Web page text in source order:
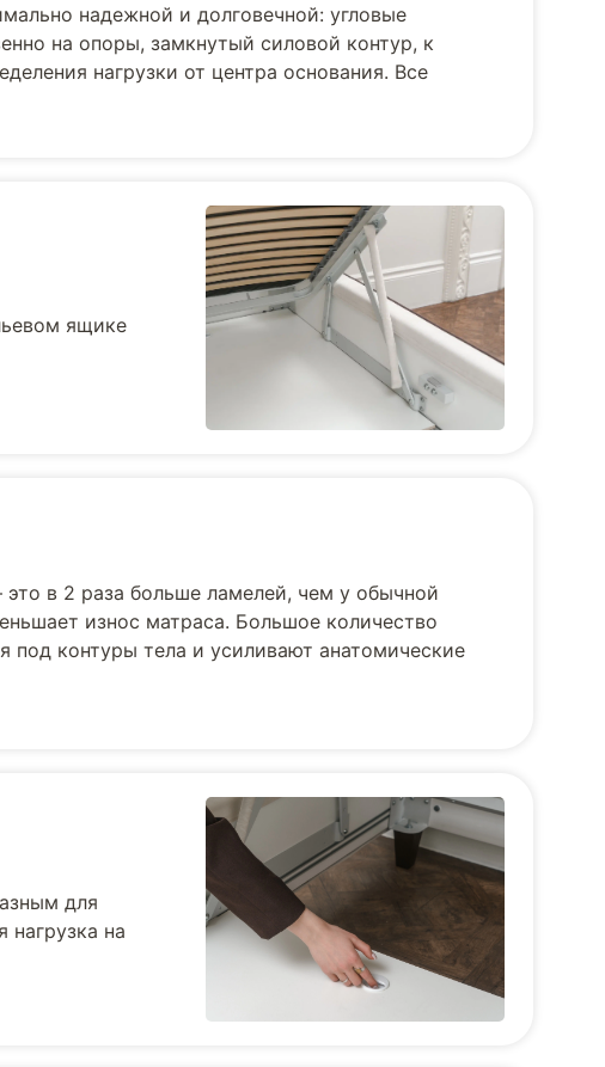
надежной и долговечной: угловые
на опоры, замкнутый силовой контур, к
нагрузки от центра основания. Все
ящике
это в 2 раза больше ламелей, чем у обычной
износ матраса. Большое количество
под контуры тела и усиливают анатомические
для
на